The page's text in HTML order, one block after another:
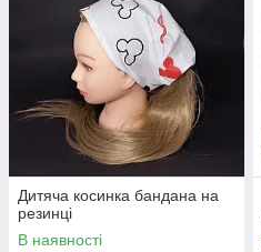
Дитяча косинка бандана на
резинці
В наявності